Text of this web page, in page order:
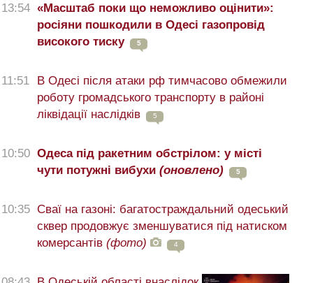
13:54 «Масштаб поки що неможливо оцінити»:
росіяни пошкодили в Одесі газопровід
високого тиску
5
11:51
В Одесі після атаки рф тимчасово обмежили
роботу громадського транспорту в районі
ліквідації наслідків
5
10:50 Одеса під ракетним обстрілом: у місті
чути потужні вибухи (оновлено) 5
10:35 Сваї на газоні: багатостраждальний одеський
сквер продовжує зменшуватися під натиском
комерсантів (фото) 4